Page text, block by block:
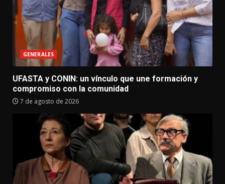
GENERALES
UFASTA y CONIN: un vínculo que une formación y
compromiso con la comunidad
7 de agosto de 2026